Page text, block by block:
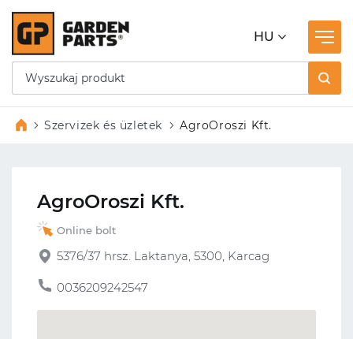
HU
Szervizek és üzletek AgroOroszi Kft.
AgroOroszi Kft.
Online bolt
5376/37 hrsz. Laktanya, 5300, Karcag
0036209242547